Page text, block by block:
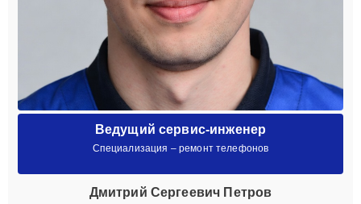
Ведущий сервис-инженер
Специализация – ремонт телефонов
Дмитрий Сергеевич Петров